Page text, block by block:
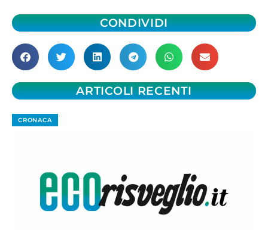
CONDIVIDI
ARTICOLI RECENTI
CRONACA